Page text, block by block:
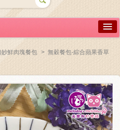
妙鮮肉塊餐包 > 無穀餐包-綜合蘋果香草